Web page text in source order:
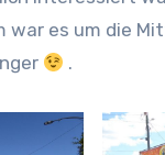
war es um die
.